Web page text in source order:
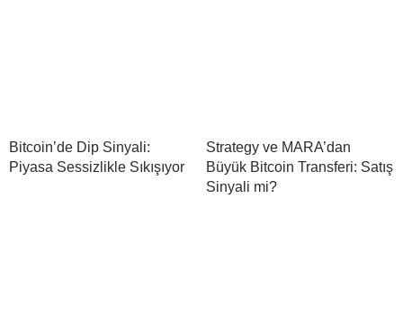
Bitcoin’de Dip Sinyali:
Piyasa Sessizlikle Sıkışıyor
Strategy ve MARA’dan
Büyük Bitcoin Transferi: Satış
Sinyali mi?